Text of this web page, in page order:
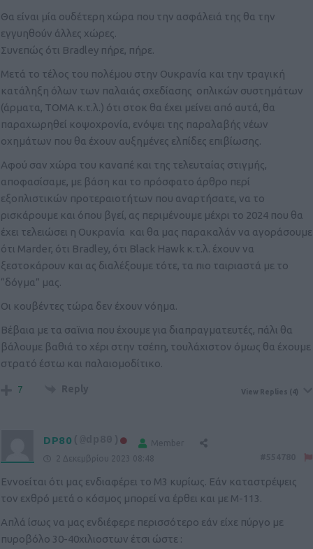
Θα είναι μία ουδέτερη χώρα που την ασφάλειά της θα την
εγγυηθούν άλλες χώρες.
Συνεπώς ότι Bradley πήρε, πήρε.
Μετά το τέλος του πολέμου στην Ουκρανία και την τραγική
κατάληξη όλων των παλαιάς σχεδίασης οπλικών συστημάτων
(άρματα, ΤΟΜΑ κ.τ.λ.) ότι στοκ θα έχει μείνει από αυτά, θα
παραχωρηθεί κοψοχρονία, ενόψει της παραλαβής νέων
οχημάτων που θα έχουν αυξημένες ελπίδες επιβίωσης.
Αφού σαν χώρα του καναπέ και της τελευταίας στιγμής,
αποφασίσαμε, με βάση και το πρόσφατο άρθρο περί
εξοπλιστικών προτεραιοτήτων που αναρτήσατε, να το
ρισκάρουμε και όπου βγεί, ας περιμένουμε μέχρι το 2024 που θα
έχει τελειώσει η Ουκρανία και θα μας παρακαλάν να αγοράσουμε
ότι Marder, ότι Bradley, ότι Black Hawk κ.τ.λ. έχουν να
ξεστοκάρουν και ας διαλέξουμε τότε, τα πιο ταιριαστά με το
“δόγμα” μας.
Οι κουβέντες τώρα δεν έχουν νόημα.
Βέβαια με τα σαϊνια που έχουμε για διαπραγματευτές, πάλι θα
βάλουμε βαθιά το χέρι στην τσέπη, τουλάχιστον όμως θα έχουμε
στρατό έστω και παλαιομοδίτικο.
7 Reply View Replies (4)
DP80
Member
2 Δεκεμβρίου 2023 08:48
Εννοείται ότι μας ενδιαφέρει το Μ3 κυρίως. Εάν καταστρέψεις
τον εχθρό μετά ο κόσμος μπορεί να έρθει και με Μ-113.
Απλά ίσως να μας ενδιέφερε περισσότερο εάν είχε πύργο με
πυροβόλο 30-40χιλιοστων έτσι ώστε :